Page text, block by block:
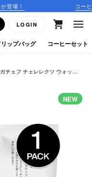
コーヒーのサブス
LOGIN
チェフ チェレレクツ ウォッシ
NEW
リップバッグ コーヒーセット